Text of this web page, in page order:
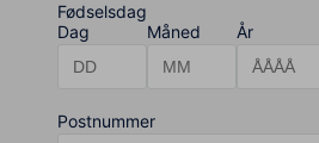
Fødselsdag
Dag
Måned År
Postnummer